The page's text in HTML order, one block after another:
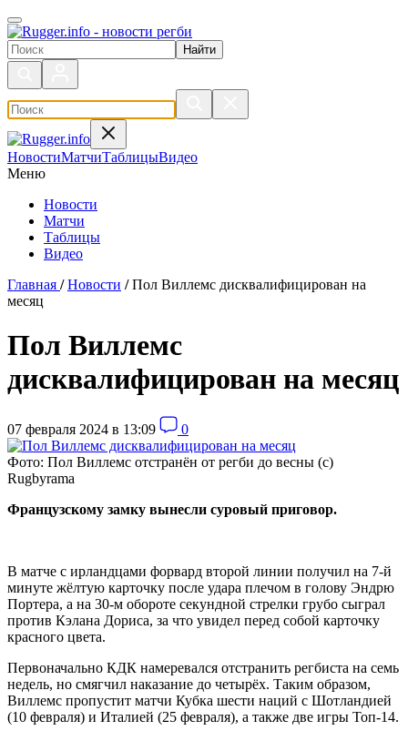
Поиск по сайту
НовостиМатчиТаблицыВидео
Меню
Новости
Матчи
Таблицы
Видео
Главная / Новости / Пол Виллемс дисквалифицирован на
месяц
Пол Виллемс
дисквалифицирован на месяц
07 февраля 2024 в 13:09 0
Фото: Пол Виллемс отстранён от регби до весны (с)
Rugbyrama
Французскому замку вынесли суровый приговор.
В матче с ирландцами форвард второй линии получил на 7-й
минуте жёлтую карточку после удара плечом в голову Эндрю
Портера, а на 30-м обороте секундной стрелки грубо сыграл
против Кэлана Дориса, за что увидел перед собой карточку
красного цвета.
Первоначально КДК намеревался отстранить регбиста на семь
недель, но смягчил наказание до четырёх. Таким образом,
Виллемс пропустит матчи Кубка шести наций с Шотландией
(10 февраля) и Италией (25 февраля), а также две игры Топ-14.